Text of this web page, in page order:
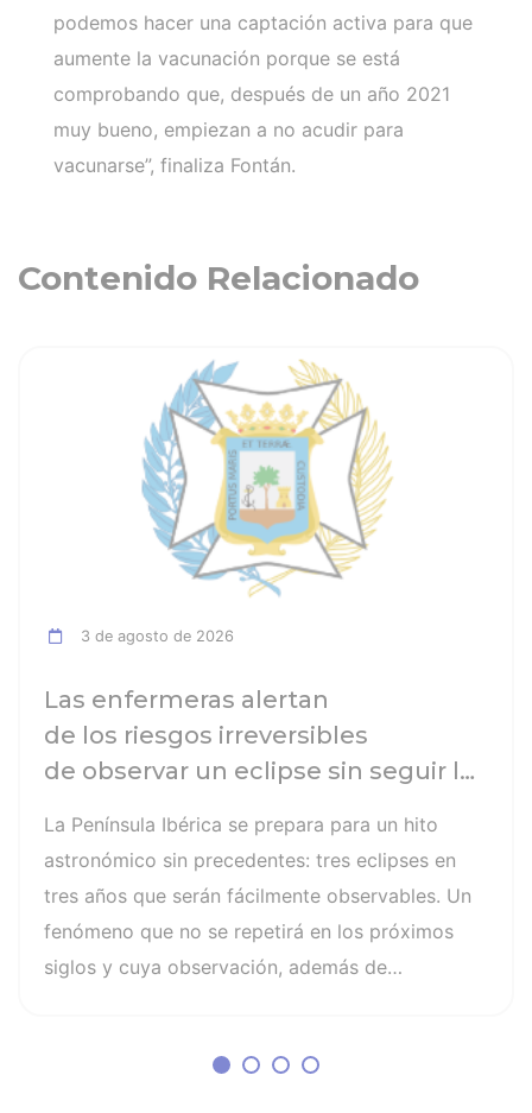
podemos hacer una captación activa para que
aumente la vacunación porque se está
comprobando que, después de un año 2021
muy bueno, empiezan a no acudir para
vacunarse”, finaliza Fontán.
Contenido Relacionado
3 de agosto de 2026
Las enfermeras alertan
de los riesgos irreversibles
de observar un eclipse sin seguir las
solar es el mayor de los peligros
La Península Ibérica se prepara para un hito
astronómico sin precedentes: tres eclipses en
tres años que serán fácilmente observables. Un
fenómeno que no se repetirá en los próximos
siglos y cuya observación, además de
insuperable y una lesión irreversible. El mayor